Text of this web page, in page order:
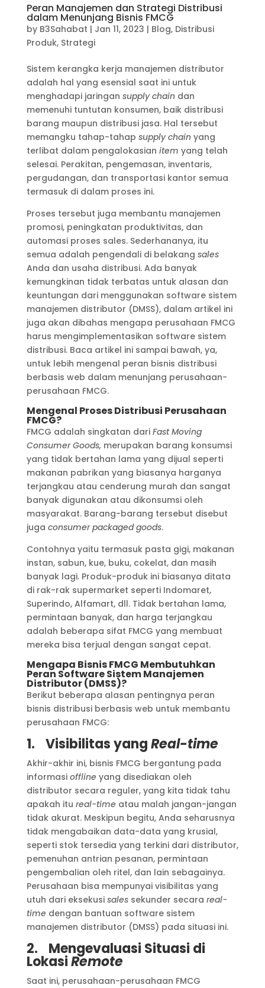
Peran Manajemen dan Strategi Distribusi
dalam Menunjang Bisnis FMCG
by B3Sahabat | Jan 11, 2023 | Blog, Distribusi
Produk, Strategi
Sistem kerangka kerja manajemen distributor
adalah hal yang esensial saat ini untuk
menghadapi jaringan supply chaindan
memenuhi tuntutan konsumen, baik distribusi
barang maupun distribusi jasa. Hal tersebut
memangku tahap-tahap supply chainyang
terlibat dalam pengalokasian item yang telah
selesai. Perakitan, pengemasan, inventaris,
pergudangan, dan transportasi kantor semua
termasuk di dalam proses ini.
Proses tersebut juga membantu manajemen
promosi, peningkatan produktivitas, dan
automasi proses sales. Sederhananya, itu
semua adalah pengendali di belakang sales
Anda dan usaha distribusi. Ada banyak
kemungkinan tidak terbatas untuk alasan dan
keuntungan dari menggunakan software sistem
manajemen distributor (DMSS), dalam artikel ini
juga akan dibahas mengapa perusahaan FMCG
harus mengimplementasikan software sistem
distribusi. Baca artikel ini sampai bawah, ya,
untuk lebih mengenal peran bisnis distribusi
berbasis web dalam menunjang perusahaan-
perusahaan FMCG.
Mengenal Proses Distribusi Perusahaan
FMCG?
FMCG adalah singkatan dari Fast Moving
Consumer Goods, merupakan barang konsumsi
yang tidak bertahan lama yang dijual seperti
makanan pabrikan yang biasanya harganya
terjangkau atau cenderung murah dan sangat
banyak digunakan atau dikonsumsi oleh
masyarakat. Barang-barang tersebut disebut
juga consumer packaged goods.
Contohnya yaitu termasuk pasta gigi, makanan
instan, sabun, kue, buku, cokelat, dan masih
banyak lagi. Produk-produk ini biasanya ditata
di rak-rak supermarket seperti Indomaret,
Superindo, Alfamart, dll. Tidak bertahan lama,
permintaan banyak, dan harga terjangkau
adalah beberapa sifat FMCG yang membuat
mereka bisa terjual dengan sangat cepat.
Mengapa Bisnis FMCG Membutuhkan
Peran Software Sistem Manajemen
Distributor (DMSS)?
Berikut beberapa alasan pentingnya peran
bisnis distribusi berbasis web untuk membantu
perusahaan FMCG:
1. Visibilitas yangReal-time
Akhir-akhir ini, bisnis FMCG bergantung pada
informasi offline yang disediakan oleh
distributor secara reguler, yang kita tidak tahu
apakah itu real-time atau malah jangan-jangan
tidak akurat. Meskipun begitu, Anda seharusnya
tidak mengabaikan data-data yang krusial,
seperti stok tersedia yang terkini dari distributor,
pemenuhan antrian pesanan, permintaan
pengembalian oleh ritel, dan lain sebagainya.
Perusahaan bisa mempunyai visibilitas yang
utuh dari eksekusi salessekunder secara real-
time dengan bantuan software sistem
manajemen distributor (DMSS) pada situasi ini.
2. Mengevaluasi Situasi di
LokasiRemote
Saat ini, perusahaan-perusahaan FMCG